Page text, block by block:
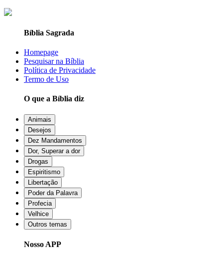
Bíblia Sagrada
Homepage
Pesquisar na Bíblia
Política de Privacidade
Termo de Uso
O que a Bíblia diz
Animais
Desejos
Dez Mandamentos
Dor, Superar a dor
Drogas
Espiritismo
Libertação
Poder da Palavra
Profecia
Velhice
Outros temas
Nosso APP